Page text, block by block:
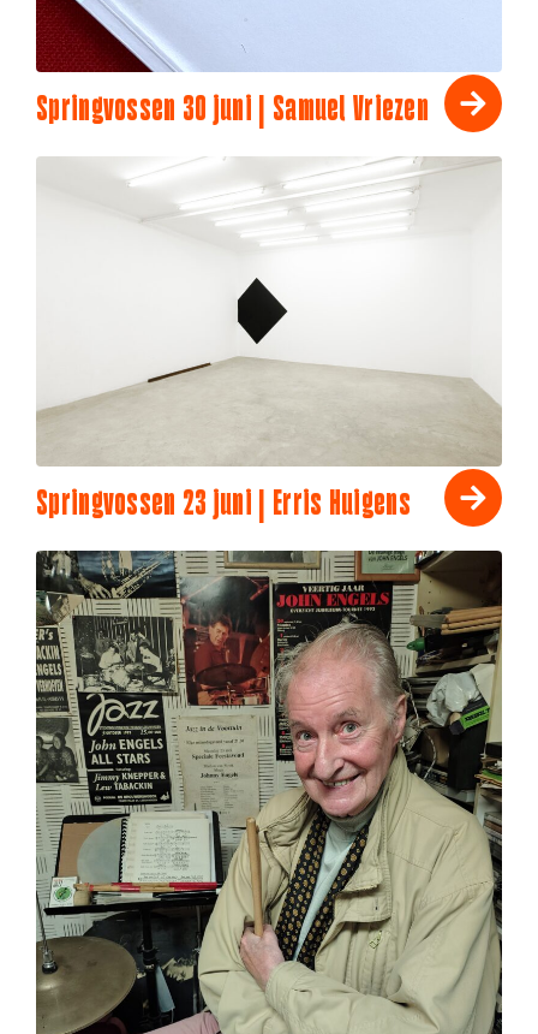
Springvossen 30 juni | Samuel Vriezen
Springvossen 23 juni | Erris Huigens